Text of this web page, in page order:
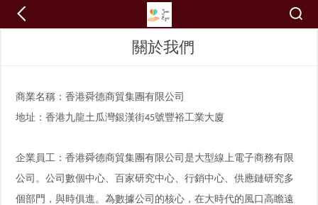
關於我們
商業名稱：香港舜德商貿集團有限公司
地址：香港九龍土瓜灣銀漢街45號豐裕工業大廈
企業員工：香港舜德商貿集團有限公司是大型線上電子商務有限
公司。公司數個中心、百家研究中心、行銷中心、供應鏈研究多
個部門，與時俱進。為數據公司的核心，在大時代的風口高瞻遠